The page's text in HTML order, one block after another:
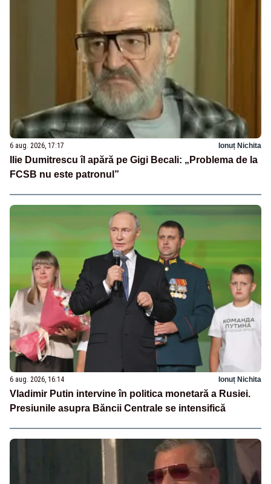
6 aug. 2026, 17:17 Ionuț Nichita
Ilie Dumitrescu îl apără pe Gigi Becali: „Problema de la
FCSB nu este patronul”
6 aug. 2026, 16:14 Ionuț Nichita
Vladimir Putin intervine în politica monetară a Rusiei.
Presiunile asupra Băncii Centrale se intensifică